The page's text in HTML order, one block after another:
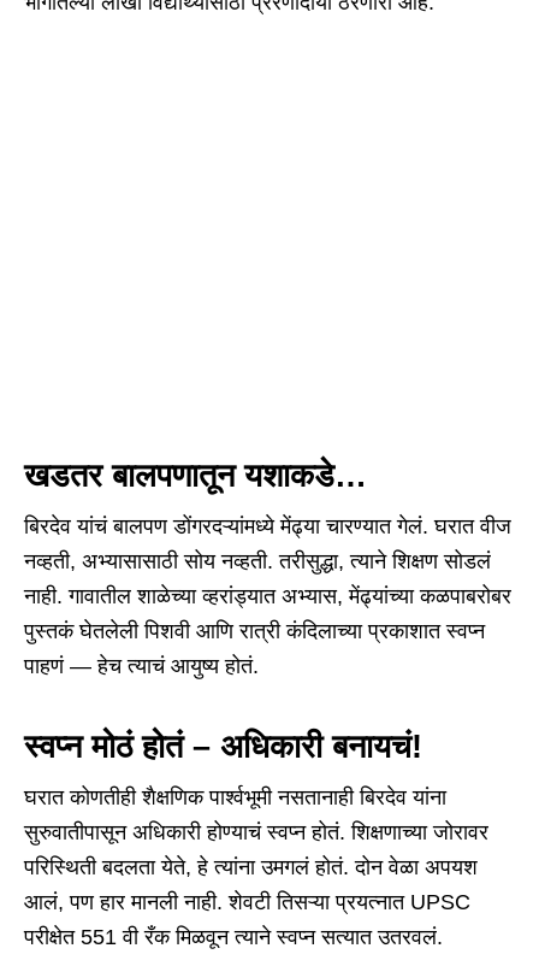
खडतर बालपणातून यशाकडे…
बिरदेव यांचं बालपण डोंगरदऱ्यांमध्ये मेंढ्या चारण्यात गेलं. घरात वीज
नव्हती, अभ्यासासाठी सोय नव्हती. तरीसुद्धा, त्याने शिक्षण सोडलं
नाही. गावातील शाळेच्या व्हरांड्यात अभ्यास, मेंढ्यांच्या कळपाबरोबर
पुस्तकं घेतलेली पिशवी आणि रात्री कंदिलाच्या प्रकाशात स्वप्न
पाहणं — हेच त्याचं आयुष्य होतं.
स्वप्न मोठं होतं – अधिकारी बनायचं!
घरात कोणतीही शैक्षणिक पार्श्वभूमी नसतानाही बिरदेव यांना
सुरुवातीपासून अधिकारी होण्याचं स्वप्न होतं. शिक्षणाच्या जोरावर
परिस्थिती बदलता येते, हे त्यांना उमगलं होतं. दोन वेळा अपयश
आलं, पण हार मानली नाही. शेवटी तिसऱ्या प्रयत्नात UPSC
परीक्षेत 551 वी रँक मिळवून त्याने स्वप्न सत्यात उतरवलं.